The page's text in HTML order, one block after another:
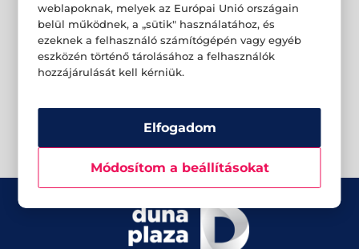
weblapoknak, melyek az Európai Unió országain
belül működnek, a „sütik" használatához, és
ezeknek a felhasználó számítógépén vagy egyéb
eszközén történő tárolásához a felhasználók
hozzájárulását kell kérniük.
Elfogadom
Módosítom a beállításokat